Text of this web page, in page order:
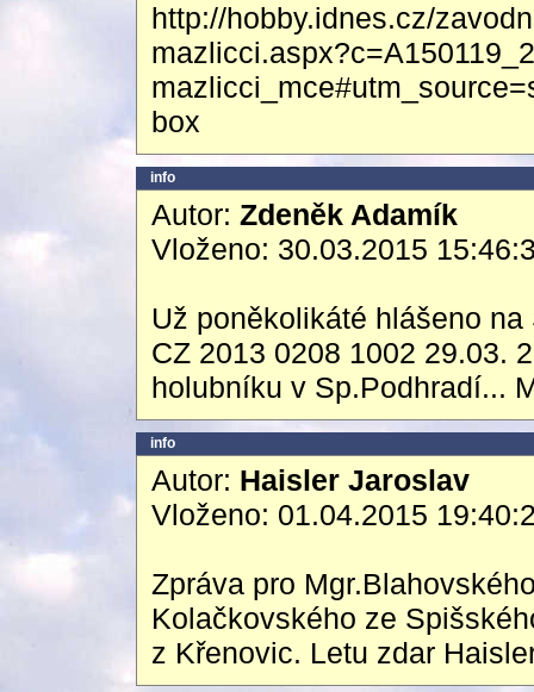
http://hobby.idnes.cz/
box
info
Autor: Zdeněk Adamík
Vloženo: 30.03.2015
Už poněkolikáté hlášeno
CZ 2013 0208 1002 29.03.
holubníku v Sp.Podhradí...
info
Autor: Haisler Jaroslav
Vloženo: 01.04.2015
Zpráva pro
Kolačkovského ze
z Křenovic. Letu zdar